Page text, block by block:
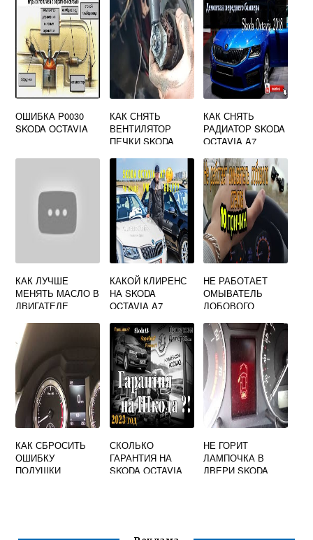
ОШИБКА P0030
SKODA OCTAVIA
КАК СНЯТЬ
ВЕНТИЛЯТОР
ПЕЧКИ SKODA
КАК СНЯТЬ
РАДИАТОР SKODA
OCTAVIA A7
КАК ЛУЧШЕ
МЕНЯТЬ МАСЛО В
ДВИГАТЕЛЕ
ОТКАЧИВАТЬ
SKODA OCTAVIA
КАКОЙ КЛИРЕНС
НА SKODA
OCTAVIA A7
НЕ РАБОТАЕТ
ОМЫВАТЕЛЬ
ЛОБОВОГО
OCTAVIA A7
ПРИЧИНА
КАК СБРОСИТЬ
ОШИБКУ
ПОДУШКИ
СКОЛЬКО
ГАРАНТИЯ НА
SKODA OCTAVIA
НЕ ГОРИТ
ЛАМПОЧКА В
ДВЕРИ SKODA